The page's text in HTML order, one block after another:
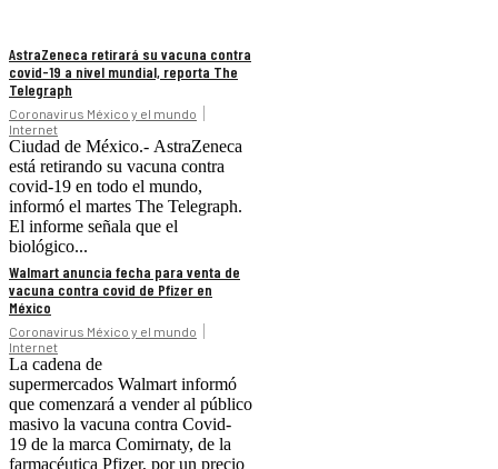
AstraZeneca retirará su vacuna contra
covid-19 a nivel mundial, reporta The
Telegraph
Coronavirus México y el mundo
Internet
Ciudad de México.- AstraZeneca
está retirando su vacuna contra
covid-19 en todo el mundo,
informó el martes The Telegraph.
El informe señala que el
biológico...
Walmart anuncia fecha para venta de
vacuna contra covid de Pfizer en
México
Coronavirus México y el mundo
Internet
La cadena de
supermercados Walmart informó
que comenzará a vender al público
masivo la vacuna contra Covid-
19 de la marca Comirnaty, de la
farmacéutica Pfizer, por un precio